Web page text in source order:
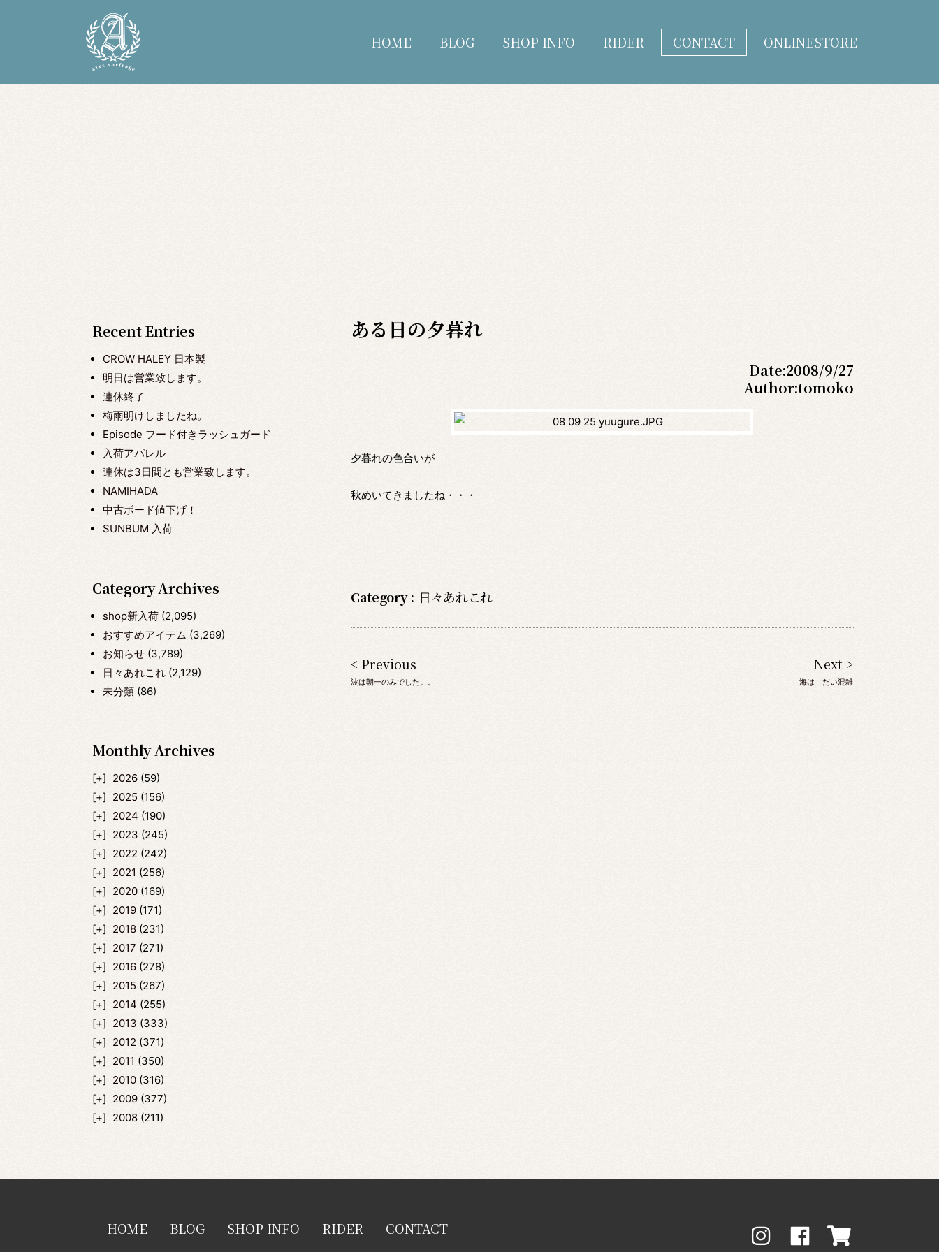
HOME BLOG SHOP INFO RIDER CONTACT ONLINESTORE
Recent Entries
CROW HALEY 日本製
明日は営業致します。
連休終了
梅雨明けしましたね。
Episode フード付きラッシュガード
入荷アパレル
連休は3日間とも営業致します。
NAMIHADA
中古ボード値下げ！
SUNBUM 入荷
Category Archives
shop新入荷 (2,095)
おすすめアイテム (3,269)
お知らせ (3,789)
日々あれこれ (2,129)
未分類 (86)
Monthly Archives
2026 (59)
2025 (156)
2024 (190)
2023 (245)
2022 (242)
2021 (256)
2020 (169)
2019 (171)
2018 (231)
2017 (271)
2016 (278)
2015 (267)
2014 (255)
2013 (333)
2012 (371)
2011 (350)
2010 (316)
2009 (377)
2008 (211)
ある日の夕暮れ
Date:2008/9/27
Author:tomoko
夕暮れの色合いが
秋めいてきましたね・・・
Category : 日々あれこれ
< Previous
波は朝一のみでした。。
Next >
海は だい混雑
HOME BLOG SHOP INFO RIDER CONTACT